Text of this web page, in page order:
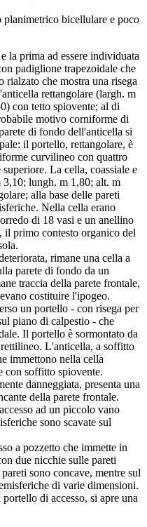
bicellulare e poco
la prima ad essere individuata
padiglione trapezoidale che
rialzato che mostra una risega
rettangolare (largh. m
con tetto spiovente; al di
motivo corniforme di
di fondo dell'anticella si
il portello, rettangolare, è
curvilineo con quattro
La cella, coassiale e
lungh. m 1,80; alt. m
alla base delle pareti
Nella cella erano
di 18 vasi e un anellino
il primo contesto organico del
rimane una cella a
parete di fondo da un
traccia della parete frontale,
costituire l'ipogeo.
un portello - con risega per
piano di calpestio - che
Il portello è sormontato da
L'anticella, a soffitto
immettono nella cella
con soffitto spiovente.
danneggiata, presenta una
della parete frontale.
ad un piccolo vano
sono scavate sul
a pozzetto che immette in
due nicchie sulle pareti
sono concave, mentre sul
di varie dimensioni.
di accesso, si apre una